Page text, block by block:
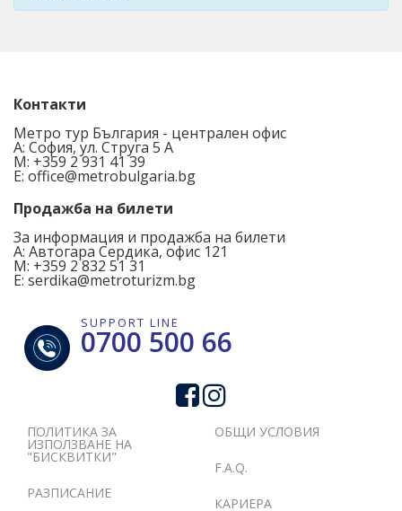
Контакти
Метро тур България - централен офис
A: София, ул. Струга 5 А
M: +359 2 931 41 39
E: office@metrobulgaria.bg
Продажба на билети
За информация и продажба на билети
А: Автогара Сердика, офис 121
M: +359 2 832 51 31
E: serdika@metroturizm.bg
SUPPORT LINE
0700 500 66
ПОЛИТИКА ЗА
ИЗПОЛЗВАНЕ НА
"БИСКВИТКИ"
РАЗПИСАНИЕ
ОБЩИ УСЛОВИЯ
F.A.Q.
КАРИЕРА